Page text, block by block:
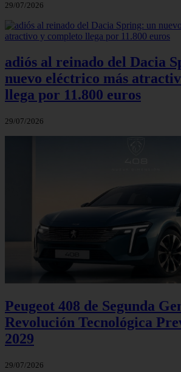
29/07/2026
adiós al reinado del Dacia
nuevo eléctrico más
llega por 11.800 euros
29/07/2026
Peugeot 408 de Segunda
Revolución Tecnológica
2029
29/07/2026